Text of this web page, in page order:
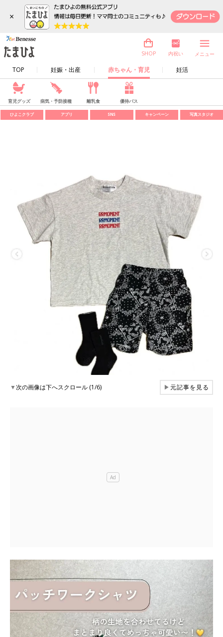
×
TOP 妊娠・出産 赤ちゃん・育児 妊活
SHOP 内祝い メニュー
育児グッズ 病気・予防接種 離乳食 優待パス
ひよこクラブ アプリ SNS キャンペーン 写真スタジオ
▼次の画像は下へスクロール (1/6) ▶元記事を見る